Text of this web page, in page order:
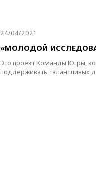
24/04/2021
«МОЛОДОЙ
Это проект Команды Югры,
поддерживать талантливых